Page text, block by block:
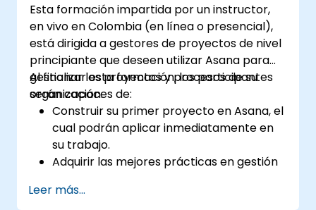
ClickUp.
Esta formación impartida por un instructor,
en vivo en Colombia (en línea o presencial),
está dirigida a gestores de proyectos de nivel
principiante que deseen utilizar Asana para
gestionar los proyectos y procesos de su
organización.
Al finalizar esta formación, los participantes
serán capaces de:
Construir su primer proyecto en Asana, el
cual podrán aplicar inmediatamente en
su trabajo.
Adquirir las mejores prácticas en gestión
administrar los proyectos de manera
Leer más...